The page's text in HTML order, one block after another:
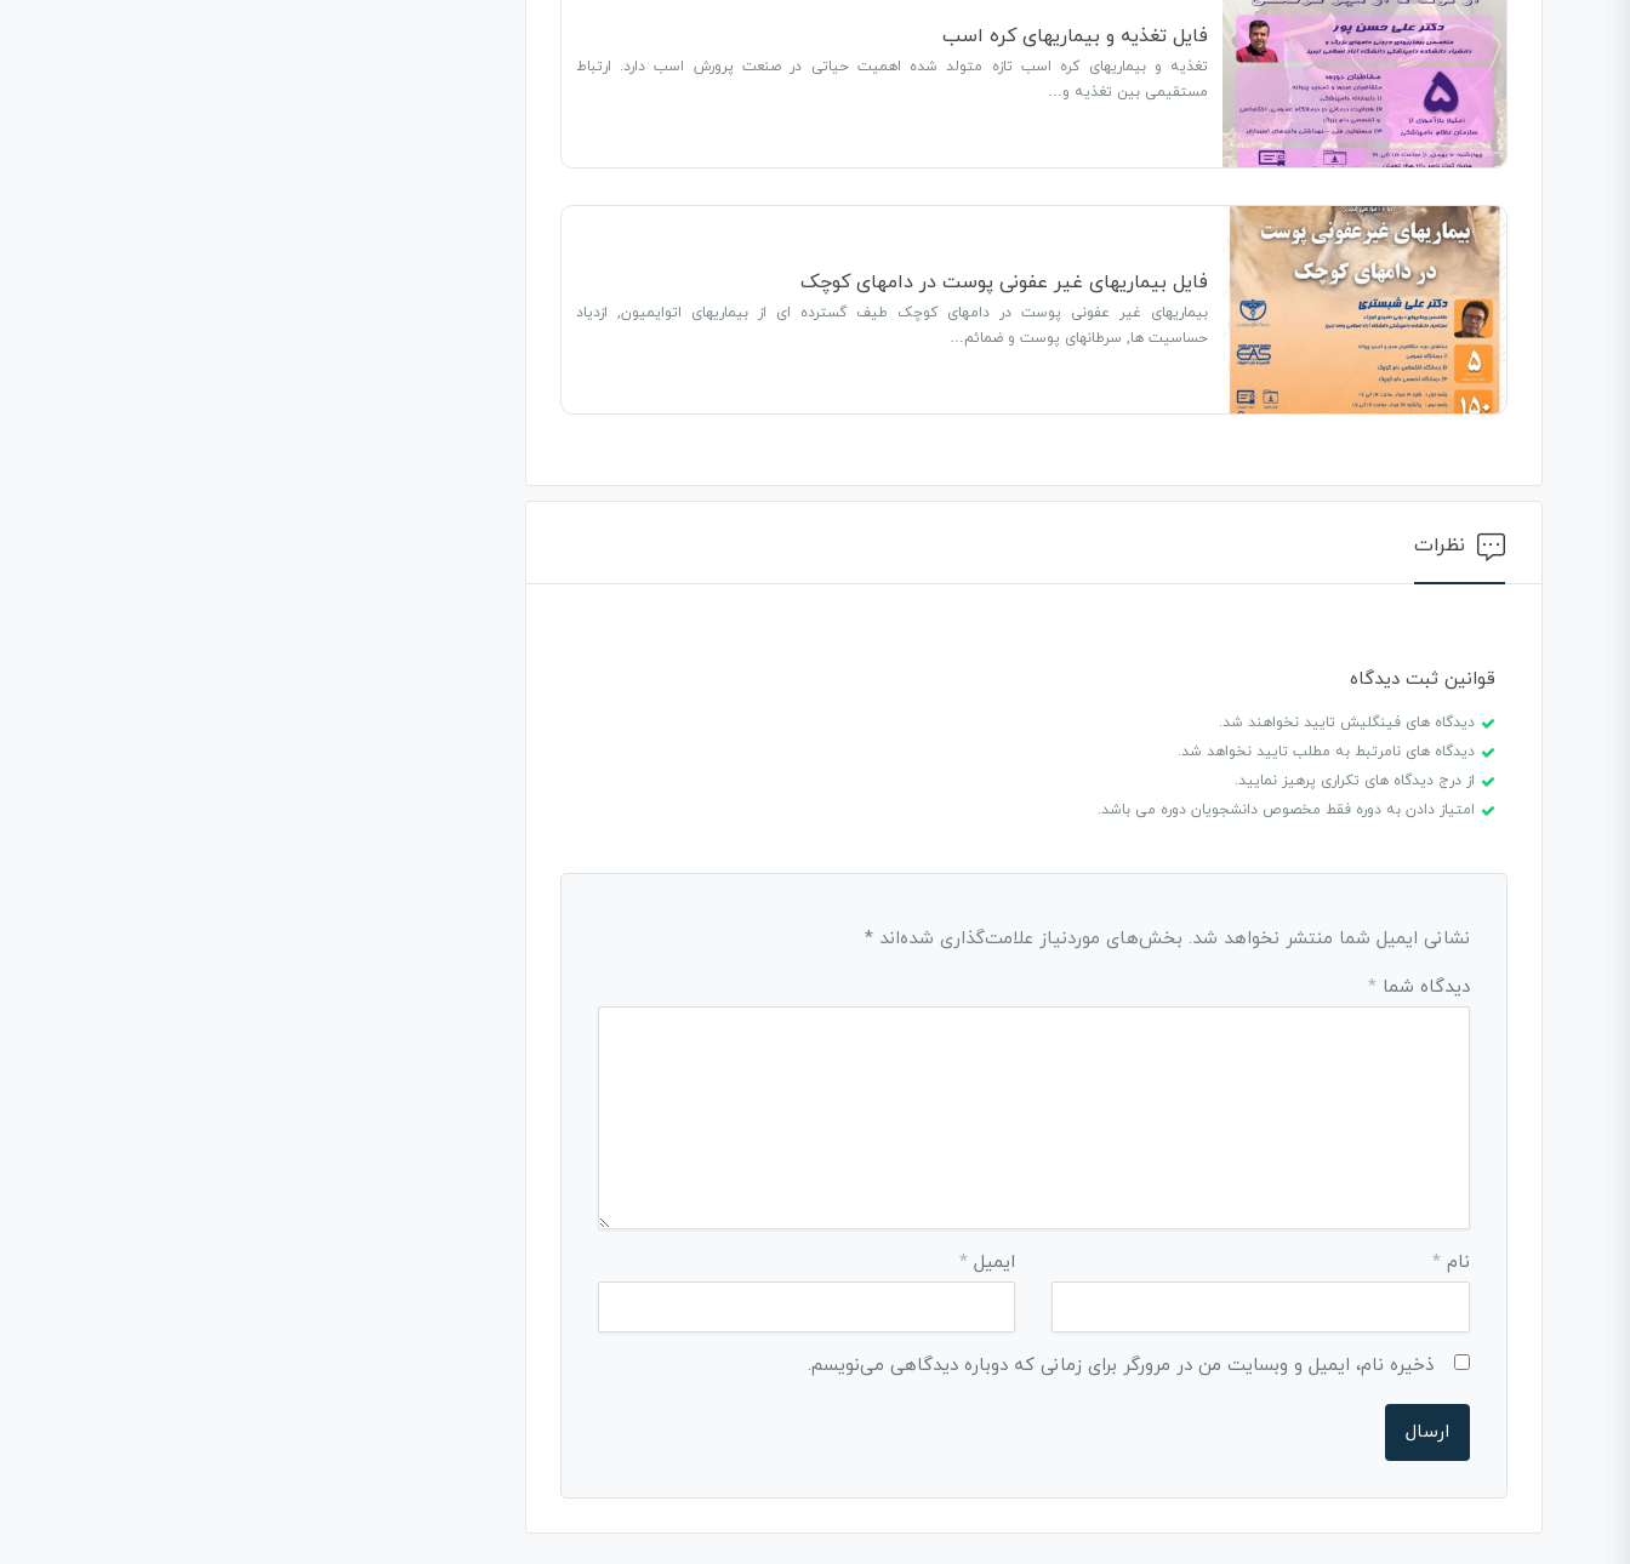
فایل تغذیه و بیماریهای کره اسب
تغذیه و بیماریهای کره اسب تازه متولد شده اهمیت حیاتی در صنعت پرورش اسب دارد. ارتباط
مستقیمی بین تغذیه و…
فایل بیماریهای غیر عفونی پوست در دامهای کوچک
بیماریهای غیر عفونی پوست در دامهای کوچک طیف گسترده ای از بیماریهای اتوایمیون, ازدیاد
حساسیت ها, سرطانهای پوست و ضمائم…
نظرات
قوانین ثبت دیدگاه
دیدگاه های فینگلیش تایید نخواهند شد.
دیدگاه های نامرتبط به مطلب تایید نخواهد شد.
از درج دیدگاه های تکراری پرهیز نمایید.
امتیاز دادن به دوره فقط مخصوص دانشجویان دوره می باشد.
نشانی ایمیل شما منتشر نخواهد شد. بخش‌های موردنیاز علامت‌گذاری شده‌اند *
دیدگاه شما *
نام * ایمیل *
ذخیره نام، ایمیل و وبسایت من در مرورگر برای زمانی که دوباره دیدگاهی می‌نویسم.